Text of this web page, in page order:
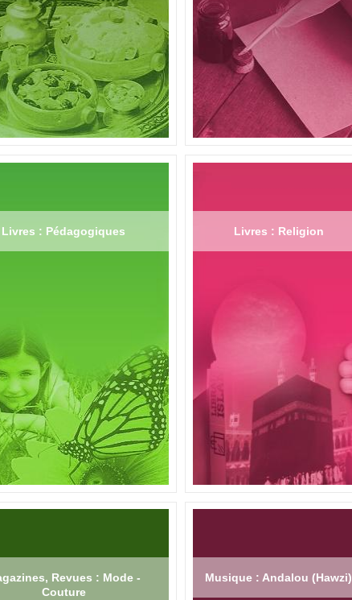
Livres : Pédagogiques Livres : Religion
Revues : Mode -
Couture
Musique : Andalou (Hawzi)